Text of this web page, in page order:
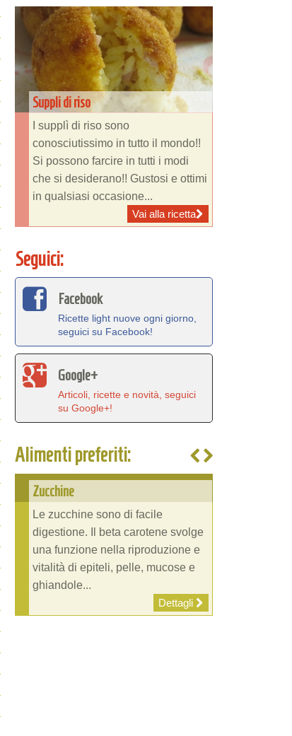
Suppli di riso
I supplì di riso sono
conosciutissimo in tutto il mondo!!
Si possono farcire in tutti i modi
che si desiderano!! Gustosi e ottimi
in qualsiasi occasione...
Vai alla ricetta
Seguici:
Facebook
Ricette light nuove ogni giorno,
seguici su Facebook!
Google+
Articoli, ricette e novità, seguici
su Google+!
Alimenti preferiti:
Zucchine
Le zucchine sono di facile
digestione. Il beta carotene svolge
una funzione nella riproduzione e
vitalità di epiteli, pelle, mucose e
ghiandole...
Dettagli